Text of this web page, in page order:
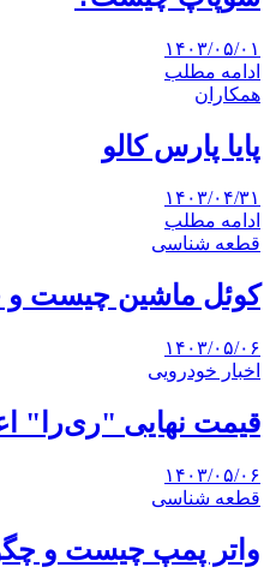
۱۴۰۳/۰۵/۰۱
ادامه مطلب
همکاران
پایا پارس کالو
۱۴۰۳/۰۴/۳۱
ادامه مطلب
قطعه شناسی
کوئل ماشین چیست و
۱۴۰۳/۰۵/۰۶
اخبار خودرویی
قیمت نهایی "ری‌را"
۱۴۰۳/۰۵/۰۶
قطعه شناسی
واتر پمپ چیست و